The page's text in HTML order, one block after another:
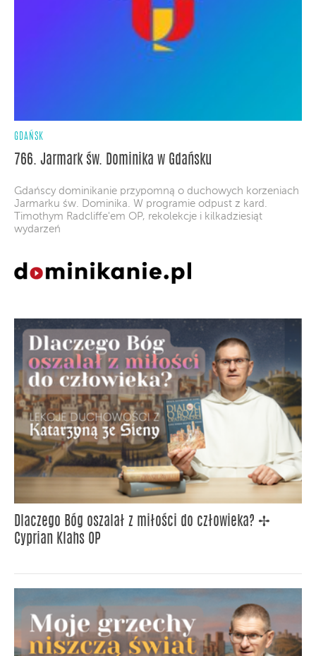
GDAŃSK
766. Jarmark św. Dominika w Gdańsku
Gdańscy dominikanie przypomną o duchowych korzeniach
Jarmarku św. Dominika. W programie odpust z kard.
Timothym Radcliffe'em OP, rekolekcje i kilkadziesiąt
wydarzeń
Dlaczego Bóg oszalał z miłości do człowieka? ✢
Cyprian Klahs OP